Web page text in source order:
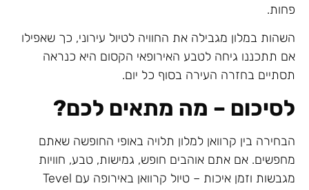
פחות.
השהות במלון מגבילה את החוויה לטיול עירוני, כך שאפילו
אם תתכננו גיחה לטבע האירופאי הקסום היא כנראה
תסתיים בחזרה העירה בסוף כל יום.
לסיכום – מה מתאים לכם?
הבחירה בין קרוואן למלון תלויה באופי החופשה שאתם
מחפשים. אם אתם אוהבים חופש, גמישות, טבע, חוויות
מגבשות וזמן איכות – טיול קרוואן באירופה עם Tevel